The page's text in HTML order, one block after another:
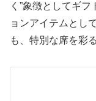
く”象徴としてギ
ョンアイテムとし
も、特別な席を彩